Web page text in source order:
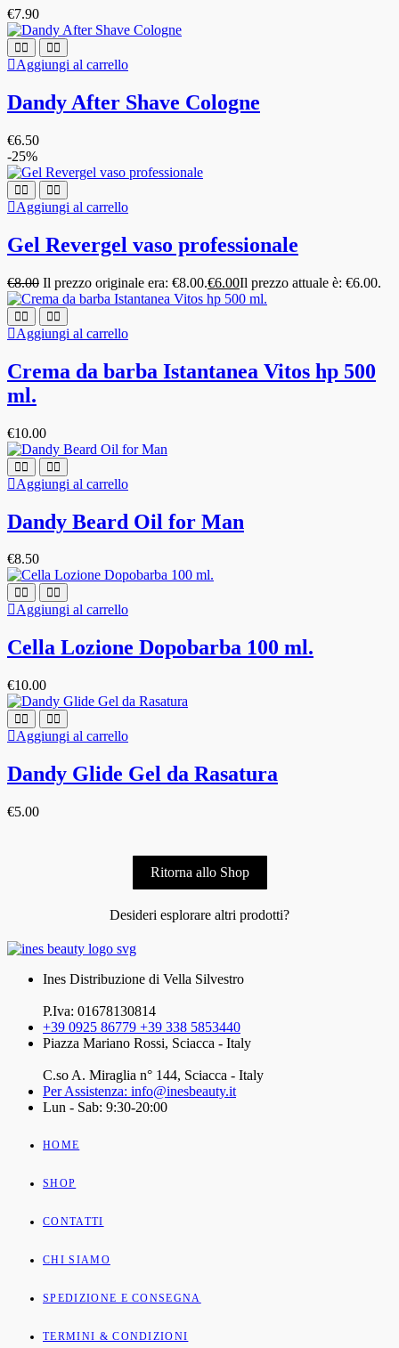
€7.90
Aggiungi al carrello
Dandy After Shave Cologne
€6.50
-25%
Aggiungi al carrello
Gel Revergel vaso professionale
€8.00 Il prezzo originale era: €8.00.€6.00Il prezzo attuale è: €6.00.
Aggiungi al carrello
Crema da barba Istantanea Vitos hp 500
ml.
€10.00
Aggiungi al carrello
Dandy Beard Oil for Man
€8.50
Aggiungi al carrello
Cella Lozione Dopobarba 100 ml.
€10.00
Aggiungi al carrello
Dandy Glide Gel da Rasatura
€5.00
Ritorna allo Shop
Desideri esplorare altri prodotti?
Ines Distribuzione di Vella Silvestro
P.Iva: 01678130814
+39 0925 86779 +39 338 5853440
Piazza Mariano Rossi, Sciacca - Italy
C.so A. Miraglia n° 144, Sciacca - Italy
Per Assistenza: info@inesbeauty.it
Lun - Sab: 9:30-20:00
HOME
SHOP
CONTATTI
CHI SIAMO
SPEDIZIONE E CONSEGNA
TERMINI & CONDIZIONI